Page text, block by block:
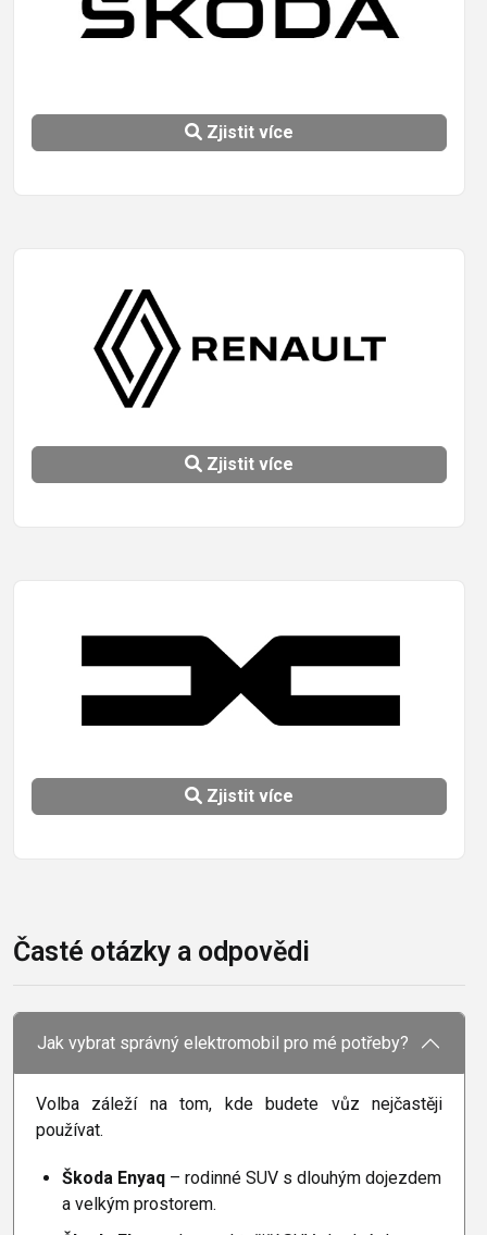
Zjistit více
Zjistit více
Zjistit více
Časté otázky a odpovědi
Jak vybrat správný elektromobil pro mé potřeby?
Volba záleží na tom, kde budete vůz nejčastěji
používat.
Škoda Enyaq – rodinné SUV s dlouhým dojezdem
a velkým prostorem.